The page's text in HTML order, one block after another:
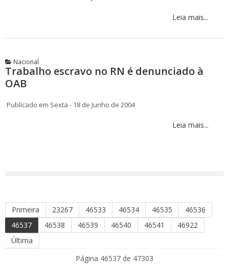
Leia mais...
Nacional
Trabalho escravo no RN é denunciado à
OAB
Publicado em Sexta - 18 de Junho de 2004
Leia mais...
Primeira 23267 46533 46534 46535
46536
46537
46538 46539 46540 46541
46922
Última
Página 46537 de 47303